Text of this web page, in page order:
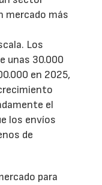
mercado más
Los
unas 30.000
en 2025,
el
los envíos
de
para